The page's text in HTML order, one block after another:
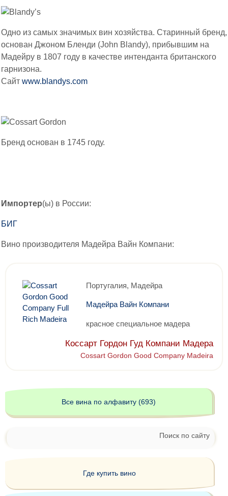
Одно из самых значимых вин хозяйства. Старинный бренд,
основан Джоном Бленди (John Blandy), прибывшим на
Мадейру в 1807 году в качестве интенданта британского
гарнизона.
Сайт www.blandys.com
Бренд основан в 1745 году.
Импортер(ы) в России:
БИГ
Вино производителя Мадейра Вайн Компани:
Португалия, Мадейра
Мадейра Вайн Компани
красное специальное мадера
Коссарт Гордон Гуд Компани Мадера
Cossart Gordon Good Company Madeira
Все вина по алфавиту (693)
Поиск по сайту
Где купить вино